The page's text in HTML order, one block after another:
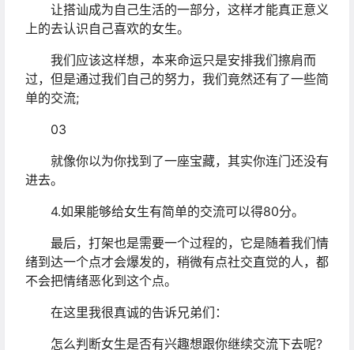
让搭讪成为自己生活的一部分，这样才能真正意义
上的去认识自己喜欢的女生。
我们应该这样想，本来命运只是安排我们擦肩而
过，但是通过我们自己的努力，我们竟然还有了一些简
单的交流;
03
就像你以为你找到了一座宝藏，其实你连门还没有
进去。
4.如果能够给女生有简单的交流可以得80分。
最后，打架也是需要一个过程的，它是随着我们情
绪到达一个点才会爆发的，稍微有点社交直觉的人，都
不会把情绪恶化到这个点。
在这里我很真诚的告诉兄弟们：
怎么判断女生是否有兴趣想跟你继续交流下去呢?